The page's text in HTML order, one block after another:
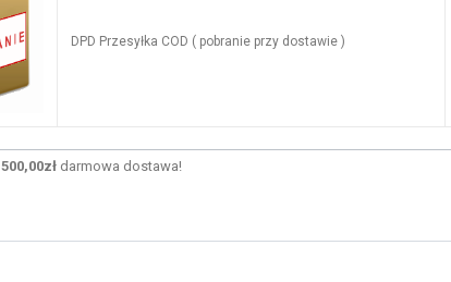
DPD Przesyłka COD ( pobranie przy dostawie )
500,00złdarmowa dostawa!